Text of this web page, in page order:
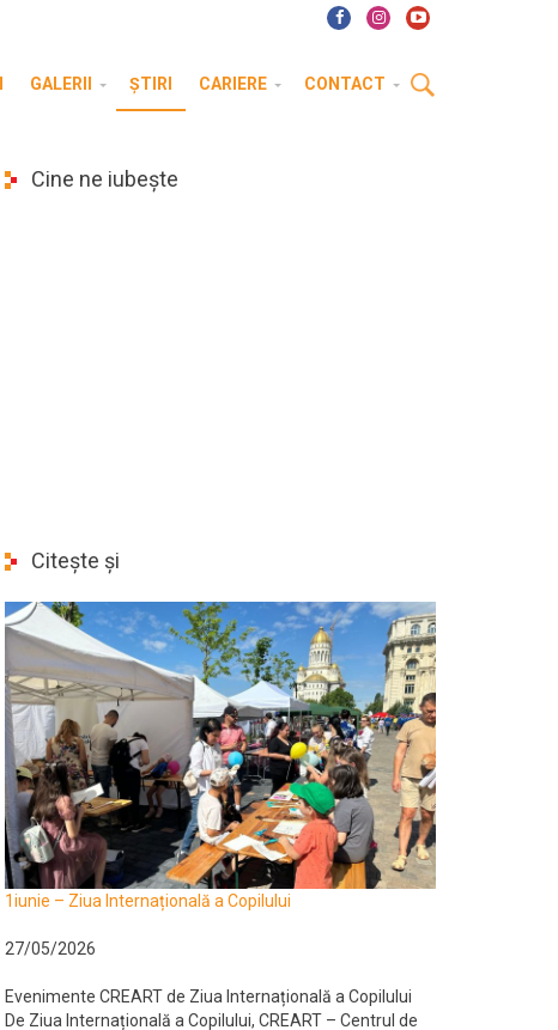
GALERII ȘTIRI CARIERE CONTACT
Cine ne iubește
Citește și
1iunie – Ziua Internațională a Copilului
27/05/2026
Evenimente CREART de Ziua Internațională a Copilului
De Ziua Internațională a Copilului, CREART – Centrul de